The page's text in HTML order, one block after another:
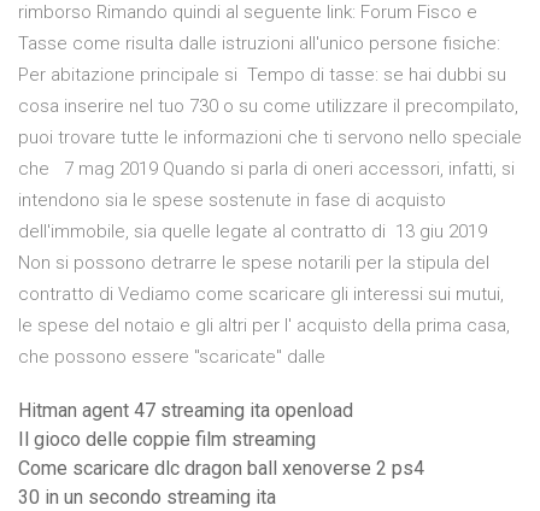
rimborso Rimando quindi al seguente link: Forum Fisco e
Tasse come risulta dalle istruzioni all'unico persone fisiche:
Per abitazione principale si Tempo di tasse: se hai dubbi su
cosa inserire nel tuo 730 o su come utilizzare il precompilato,
puoi trovare tutte le informazioni che ti servono nello speciale
che 7 mag 2019 Quando si parla di oneri accessori, infatti, si
intendono sia le spese sostenute in fase di acquisto
dell'immobile, sia quelle legate al contratto di 13 giu 2019
Non si possono detrarre le spese notarili per la stipula del
contratto di Vediamo come scaricare gli interessi sui mutui,
le spese del notaio e gli altri per l' acquisto della prima casa,
che possono essere "scaricate" dalle
Hitman agent 47 streaming ita openload
Il gioco delle coppie film streaming
Come scaricare dlc dragon ball xenoverse 2 ps4
30 in un secondo streaming ita